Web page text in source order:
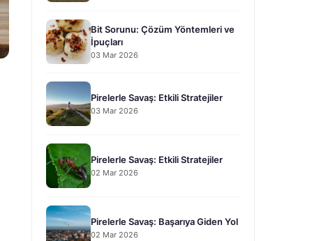
Bit Sorunu: Çözüm Yöntemleri ve
İpuçları
03 Mar 2026
Pirelerle Savaş: Etkili Stratejiler
03 Mar 2026
Pirelerle Savaş: Etkili Stratejiler
02 Mar 2026
Pirelerle Savaş: Başarıya Giden Yol
02 Mar 2026